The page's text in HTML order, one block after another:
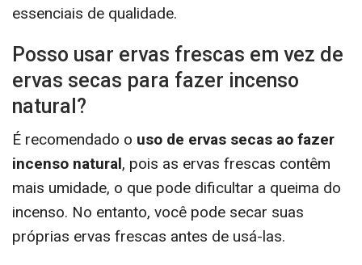
essenciais de qualidade.
Posso usar ervas frescas em vez de
ervas secas para fazer incenso
natural?
É recomendado o uso de ervas secas ao fazer
incenso natural, pois as ervas frescas contêm
mais umidade, o que pode dificultar a queima do
incenso. No entanto, você pode secar suas
próprias ervas frescas antes de usá-las.